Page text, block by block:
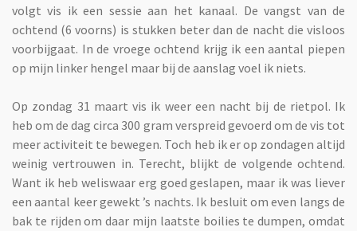
volgt vis ik een sessie aan het kanaal. De vangst van de
ochtend (6 voorns) is stukken beter dan de nacht die visloos
voorbijgaat. In de vroege ochtend krijg ik een aantal piepen
op mijn linker hengel maar bij de aanslag voel ik niets.
Op zondag 31 maart vis ik weer een nacht bij de rietpol. Ik
heb om de dag circa 300 gram verspreid gevoerd om de vis tot
meer activiteit te bewegen. Toch heb ik er op zondagen altijd
weinig vertrouwen in. Terecht, blijkt de volgende ochtend.
Want ik heb weliswaar erg goed geslapen, maar ik was liever
een aantal keer gewekt ’s nachts. Ik besluit om even langs de
bak te rijden om daar mijn laatste boilies te dumpen, omdat